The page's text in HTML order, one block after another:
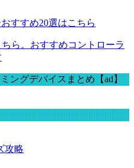
すすめ20選はこちら
ら。おすすめコントローラ
ングデバイスまとめ【ad】
攻略